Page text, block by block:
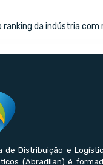
ranking da indústria com
de Distribuição e
(Abradilan) é